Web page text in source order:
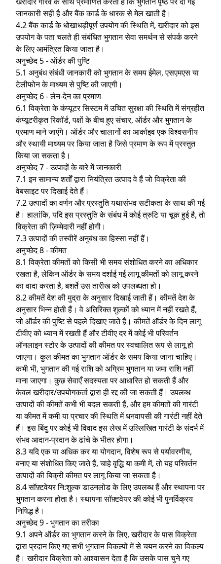
जानकारी सही है और बैंक कार्ड के धारक से मेल खाती है।
4.2 बैंक कार्ड के धोखाधड़ीपूर्ण उपयोग की स्थिति में, खरीदार को इस
उपयोग के पता चलते ही संबंधित भुगतान सेवा समर्थन से संपर्क करने
के लिए आमंत्रित किया जाता है।
अनुच्छेद 5 - ऑर्डर की पुष्टि
5.1 अनुबंध संबंधी जानकारी को भुगतान के समय ईमेल, एसएमएस या
टेलीफोन के माध्यम से पुष्टि की जाएगी।
अनुच्छेद 6 - लेन-देन का प्रमाण
6.1 विक्रेता के कंप्यूटर सिस्टम में उचित सुरक्षा की स्थिति में संग्रहीत
कंप्यूटरीकृत रिकॉर्ड, पक्षों के बीच हुए संचार, ऑर्डर और भुगतान के
प्रमाण माने जाएंगे। ऑर्डर और चालानों का आर्काइव एक विश्वसनीय
और स्थायी माध्यम पर किया जाता है जिसे प्रमाण के रूप में प्रस्तुत
किया जा सकता है।
अनुच्छेद 7 - उत्पादों के बारे में जानकारी
7.1 इन सामान्य शर्तों द्वारा नियंत्रित उत्पाद वे हैं जो विक्रेता की
वेबसाइट पर दिखाई देते हैं।
7.2 उत्पादों का वर्णन और प्रस्तुति यथासंभव सटीकता के साथ की गई
है। हालांकि, यदि इस प्रस्तुति के संबंध में कोई त्रुटि या चूक हुई है, तो
विक्रेता की ज़िम्मेदारी नहीं होगी।
7.3 उत्पादों की तस्वीरें अनुबंध का हिस्सा नहीं हैं।
अनुच्छेद 8 - कीमत
8.1 विक्रेता कीमतों को किसी भी समय संशोधित करने का अधिकार
रखता है, लेकिन ऑर्डर के समय दर्शाई गई लागू कीमतों को लागू करने
का वादा करता है, बशर्ते उस तारीख को उपलब्धता हो।
8.2 कीमतें देश की मुद्रा के अनुसार दिखाई जाती हैं। कीमतें देश के
अनुसार भिन्न होती हैं। वे अतिरिक्त शुल्कों को ध्यान में नहीं रखते हैं,
जो ऑर्डर की पुष्टि से पहले दिखाए जाते हैं। कीमतें ऑर्डर के दिन लागू
टीवीए को ध्यान में रखती हैं और टीवीए दर में कोई भी परिवर्तन
ऑनलाइन स्टोर के उत्पादों की कीमत पर स्वचालित रूप से लागू हो
जाएगा। कुल कीमत का भुगतान ऑर्डर के समय किया जाना चाहिए।
कभी भी, भुगतान की गई राशि को अग्रिम भुगतान या जमा राशि नहीं
माना जाएगा। कुछ सेवाएँ सदस्यता पर आधारित हो सकती हैं और
केवल खरीदार/उपयोगकर्ता द्वारा ही रद्द की जा सकती हैं। उपलब्ध
उत्पादों की कीमतें कभी भी बदल सकती हैं, और हम कीमतों की गारंटी
या कीमत में कमी या प्रचार की स्थिति में धनवापसी की गारंटी नहीं देते
हैं। इस बिंदु पर कोई भी विवाद इस लेख में उल्लिखित गारंटी के संदर्भ में
संभव आदान-प्रदान के ढांचे के भीतर होगा।
8.3 यदि एक या अधिक कर या योगदान, विशेष रूप से पर्यावरणीय,
बनाए या संशोधित किए जाते हैं, चाहे वृद्धि या कमी में, तो यह परिवर्तन
उत्पादों की बिक्री कीमत पर लागू किया जा सकता है।
8.4 सॉफ़्टवेयर नि:शुल्क डाउनलोड के लिए उपलब्ध हैं और स्थापना पर
भुगतान करना होता है। स्थापना सॉफ़्टवेयर की कोई भी पुनर्विक्रय
निषिद्ध है।
अनुच्छेद 9 - भुगतान का तरीका
9.1 अपने ऑर्डर का भुगतान करने के लिए, खरीदार के पास विक्रेता
द्वारा प्रदान किए गए सभी भुगतान विकल्पों में से चयन करने का विकल्प
है। खरीदार विक्रेता को आश्वासन देता है कि उसके पास चुने गए